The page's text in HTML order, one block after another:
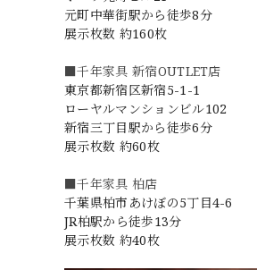
元町中華街駅から徒歩8分
展示枚数 約160枚
■千年家具 新宿OUTLET店
東京都新宿区新宿5-1-1
ローヤルマンションビル102
新宿三丁目駅から徒歩6分
展示枚数 約60枚
■千年家具 柏店
千葉県柏市あけぼの5丁目4-6
JR柏駅から徒歩13分
展示枚数 約40枚